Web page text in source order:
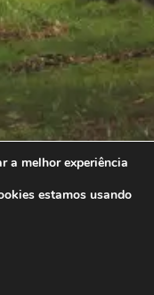
a melhor experiência
estamos usando